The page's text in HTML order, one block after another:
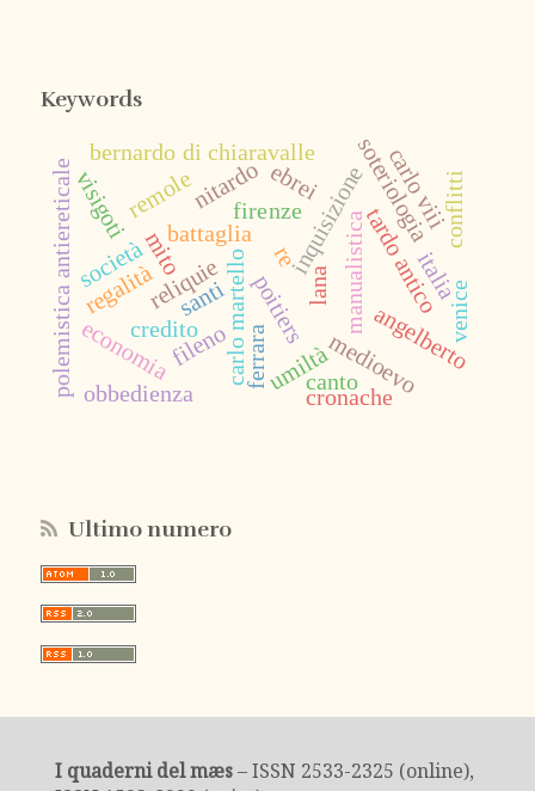
Keywords
poitiers
carlo martello
battaglia
mito inquisizione
manualistica
medioevo
reliquie
santi
soteriologia
tardo antico
firenze
ebrei
credito
economia
società
bernardo di chiaravalle
polemistica antiereticale umiltà
obbedienza
nitardo
angelberto
visigoti
re
regalità
carlo viii
italia
fileno
cronache
remole
lana
canto
ferrara
venice
conflitti
Ultimo numero
I quaderni del mæs– ISSN 2533-2325 (online),